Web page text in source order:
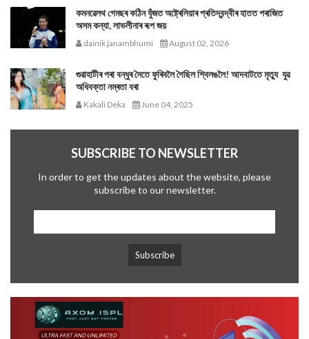
কমনৱেলথ গেমছৰ কঠিন যুঁজত অষ্ট্ৰেলিয়াৰ প্ৰতিদ্বন্দ্বীৰ হাতত পৰাজিত
অসম কন্যা, লাভলীনাৰ ৰূপ জয়
dainik janambhumi August 02, 2026
গুৱাহাটীৰ পৰা বন্ধুৰ সৈতে ফুৰিবলৈ গৈছিল শ্বিলঙলৈ! আদবাটতে মৃত্যু যুৱ
অধিবক্তা নম্ৰতা বৰা
Kakali Deka June 04, 2025
SUBSCRIBE TO NEWSLETTER
In order to get the updates about the website, please
subscribe to our newsletter.